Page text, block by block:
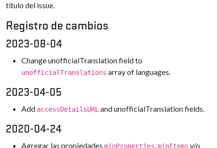
título del issue.
Registro de cambios
2023-08-04
Change unofficialTranslation field to
unofficialTranslations array of languages.
2023-04-05
Add accessDetailsURL and unofficialTranslation fields.
2020-04-24
Agregar las propiedades minProperties,minItems y/o